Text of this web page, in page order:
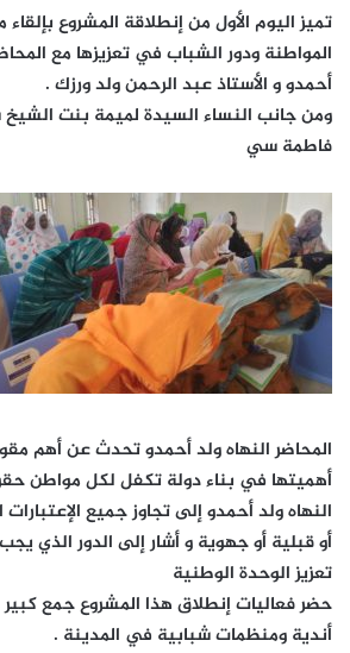
تميز اليوم الأول من إنطلاقة المشروع
المواطنة ودور الشباب في تعزيزها مع
أحمدو و الأستاذ عبد الرحمن ولد ورزك .
ومن جانب النساء السيدة لميمة بنت
فاطمة سي
المحاضر النهاه ولد أحمدو تحدث عن أهم
أهميتها في بناء دولة تكفل لكل مواطن
النهاه ولد أحمدو إلى تجاوز جميع
أو قبلية أو جهوية و أشار إلى الدور الذي
تعزيز الوحدة الوطنية
حضر فعاليات إنطلاق هذا المشروع جمع
أندية ومنظمات شبابية في المدينة .